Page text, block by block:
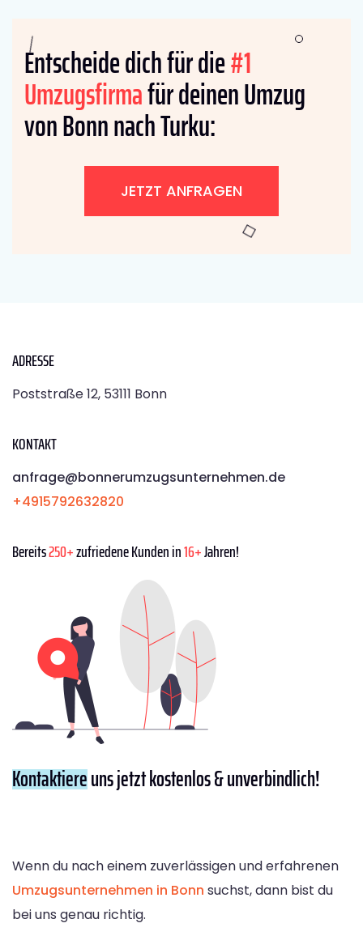
Entscheide dich für die#1
Umzugsfirmafür deinen Umzug
von Bonn nach Turku:
JETZT ANFRAGEN
ADRESSE
Poststraße 12, 53111 Bonn
KONTAKT
anfrage@bonnerumzugsunternehmen.de
+4915792632820
Bereits250+zufriedene Kunden in16+Jahren!
Kontaktiereuns jetzt kostenlos & unverbindlich!
Wenn du nach einem zuverlässigen und erfahrenen
Umzugsunternehmen in Bonn suchst, dann bist du
bei uns genau richtig.